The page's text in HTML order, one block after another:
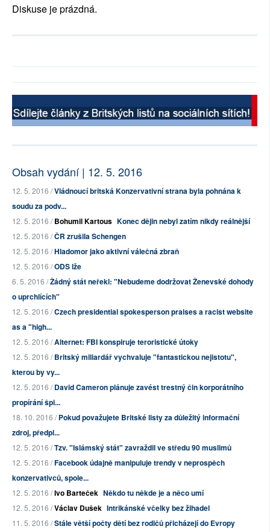
Diskuse je prázdná.
Obsah vydání | 12. 5. 2016
12. 5. 2016 /Vládnoucí britská Konzervativní strana byla pohnána k
soudu za podv...
12. 5. 2016 /Bohumil Kartous Konec dějin nebyl zatím nikdy reálnější
12. 5. 2016 /ČR zrušila Schengen
12. 5. 2016 /Hladomor jako aktivní válečná zbraň
12. 5. 2016 /ODS lže
6. 5. 2016 /Žádný stát neřekl: "Nebudeme dodržovat Ženevské dohody
o uprchlících"
12. 5. 2016 /Czech presidential spokesperson praises a racist website
as a "high...
12. 5. 2016 /Alternet: FBI konspiruje teroristické útoky
12. 5. 2016 /Britský miliardář vychvaluje "fantastickou nejistotu",
kterou by vy...
12. 5. 2016 /David Cameron plánuje zavést trestný čin korporátního
propírání špi...
18. 10. 2016 /Pokud považujete Britské listy za důležitý informační
zdroj, předpl...
12. 5. 2016 /Tzv. "Islámský stát" zavraždil ve středu 90 muslimů
12. 5. 2016 /Facebook údajně manipuluje trendy v neprospěch
konzervativců, spole...
12. 5. 2016 /Ivo Barteček Někdo tu někde je a něco umí
12. 5. 2016 /Václav Dušek Intrikánské včelky bez žihadel
11. 5. 2016 /Stále větší počty dětí bez rodičů přicházejí do Evropy